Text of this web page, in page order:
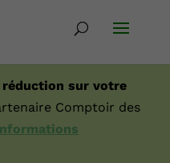
réduction sur votre
Comptoir des